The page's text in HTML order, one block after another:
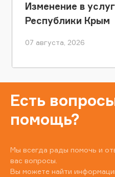
Изменение в
Республики Крым
07 августа, 2026
Есть
помощь?
Мы всегда рады помочь и
вас вопросы.
Вы можете найти